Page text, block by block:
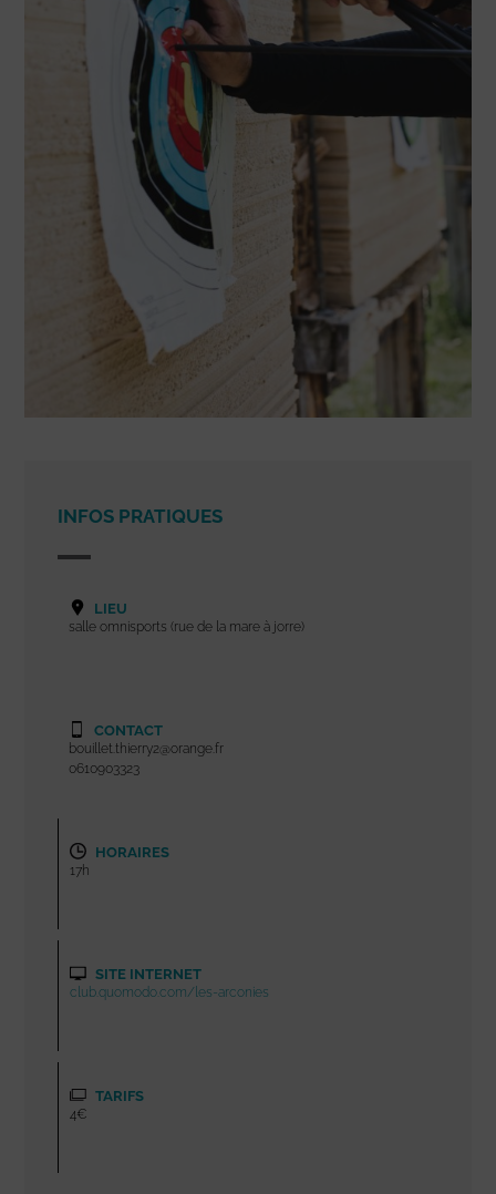
INFOS PRATIQUES
LIEU
salle omnisports (rue de la mare à jorre)
CONTACT
bouillet.thierry2@orange.fr
0610903323
HORAIRES
17h
SITE INTERNET
club.quomodo.com/les-arconies
TARIFS
4€